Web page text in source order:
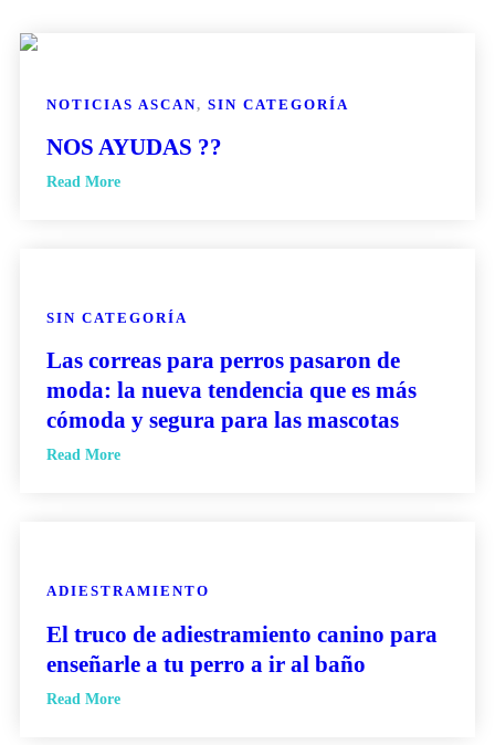
NOTICIAS ASCAN, SIN CATEGORÍA
NOS AYUDAS ??
Read More
SIN CATEGORÍA
Las correas para perros pasaron de
moda: la nueva tendencia que es más
cómoda y segura para las mascotas
Read More
ADIESTRAMIENTO
El truco de adiestramiento canino para
enseñarle a tu perro a ir al baño
Read More